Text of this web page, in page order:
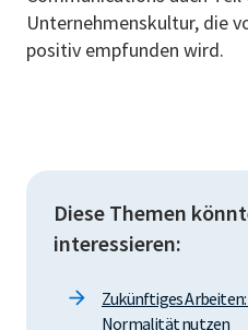
Unternehmenskultur, die
positiv empfunden wird.
Diese Themen
interessieren:
Zukünftiges Arbeiten:
Normalität nutzen